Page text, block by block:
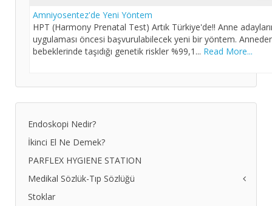
Amniyosentez'de Yeni Yöntem
HPT (Harmony Prenatal Test) Artık Türkiye'de!! Anne
uygulaması öncesi başvurulabilecek yeni bir yöntem.
bebeklerinde taşıdığı genetik riskler %99,1... Read More...
Endoskopi Nedir?
İkinci El Ne Demek?
PARFLEX HYGIENE STATION
Medikal Sözlük-Tıp Sözlüğü
Ciltte Pigment Değişimleri
Stoklar